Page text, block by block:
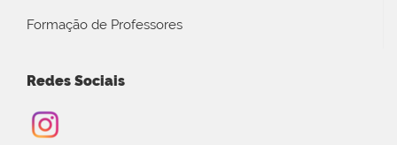
Formação de Professores
Redes Sociais